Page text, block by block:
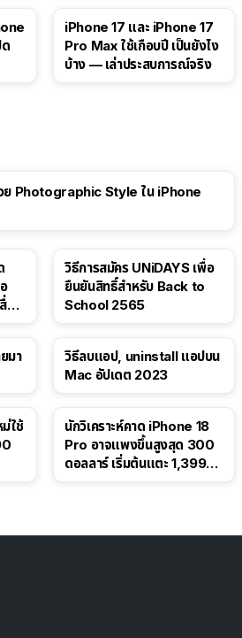
iPhone 17 และ iPhone 17
Pro Max ใช้เกือบปี เป็นยังไง
บ้าง — เล่าประสบการณ์จริง
ย Photographic Style ใน iPhone
อ
วิธีการสมัคร UNiDAYS เพื่อ
ยืนยันสิทธิ์สำหรับ Back to
School 2565
มา
วิธีลบแอป, uninstall แอปบน
Mac อัปเดต 2023
ใช้
นักวิเคราะห์คาด iPhone 18
Pro อาจแพงขึ้นสูงสุด 300
ดอลลาร์ เริ่มต้นแตะ 1,399